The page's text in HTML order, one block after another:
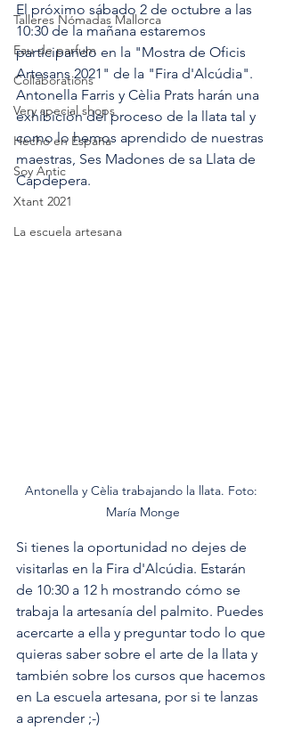
Talleres Nómadas Mallorca
Eau de parfum
Collaborations
Very special shops
Hecho en España
Soy Antic
Xtant 2021
La escuela artesana
El próximo sábado 2 de octubre a las
10:30 de la mañana estaremos
participando en la "Mostra de Oficis
Artesans 2021" de la "Fira d'Alcúdia".
Antonella Farris y Cèlia Prats harán una
exhibición del proceso de la llata tal y
como lo hemos aprendido de nuestras
maestras, Ses Madones de sa Llata de
Capdepera.
Antonella y Cèlia trabajando la llata. Foto:
María Monge
Si tienes la oportunidad no dejes de
visitarlas en la Fira d'Alcúdia. Estarán
de 10:30 a 12 h mostrando cómo se
trabaja la artesanía del palmito. Puedes
acercarte a ella y preguntar todo lo que
quieras saber sobre el arte de la llata y
también sobre los cursos que hacemos
en La escuela artesana, por si te lanzas
a aprender ;-)